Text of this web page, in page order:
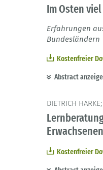
Im Osten
Erfahrungen
Bundesländern
Kostenfreier
Abstract
DIETRICH
Kostenfreier